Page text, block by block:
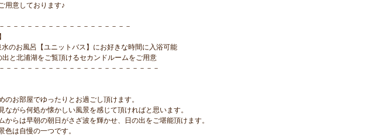
用意しております♪
－－－－－－－－－－－－－－－－－－
のお風呂【ユニットバス】にお好きな時間に入浴可能
出と北浦湖をご覧頂けるセカンドルームをご用意
－－－－－－－－－－－－－－－－－－－－－－
のお部屋でゆったりとお過ごし頂けます。
ながら何処か懐かしい風景を感じて頂ければと思います。
からは早朝の朝日がさざ波を輝かせ、日の出をご堪能頂けます。
色は自慢の一つです。